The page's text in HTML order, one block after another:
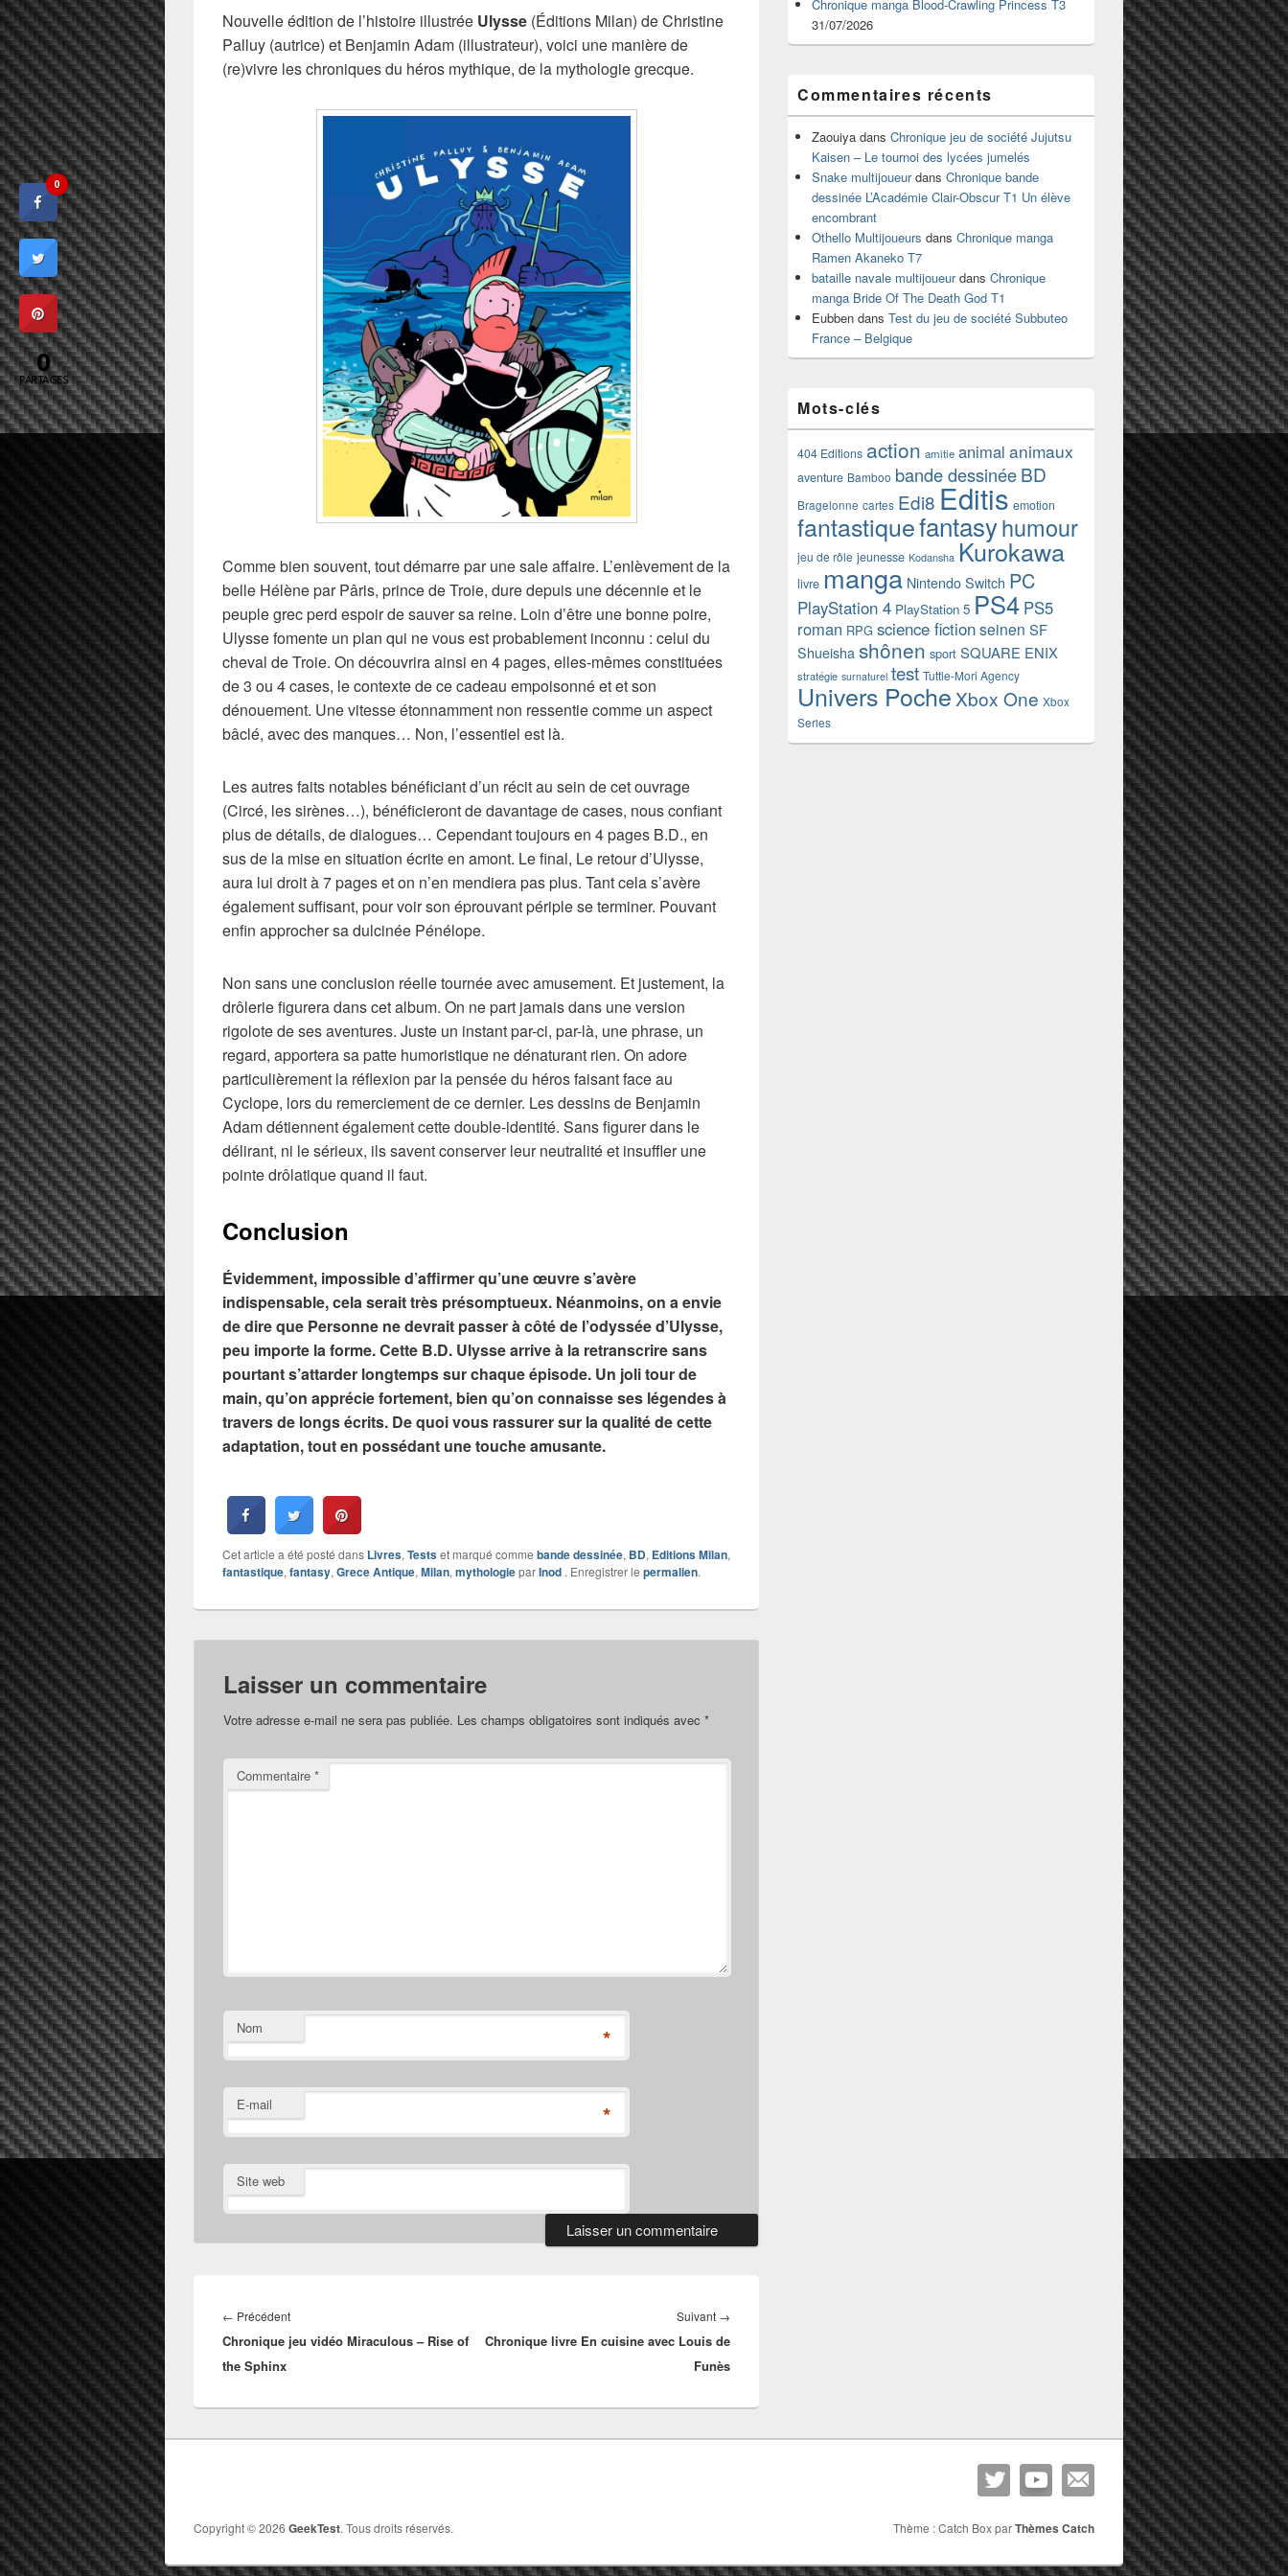
Nouvelle édition de l’histoire illustrée Ulysse (Éditions Milan) de Christine
Palluy (autrice) et Benjamin Adam (illustrateur), voici une manière de
(re)vivre les chroniques du héros mythique, de la mythologie grecque.
Comme bien souvent, tout démarre par une sale affaire. L’enlèvement de la
belle Hélène par Pâris, prince de Troie, dure depuis une décennie et le
peuple grec perd espoir de sauver sa reine. Loin d’être une bonne poire,
Ulysse fomente un plan qui ne vous est probablement inconnu : celui du
cheval de Troie. On découvrira ainsi en 4 pages, elles-mêmes constituées
de 3 ou 4 cases, le contexte de ce cadeau empoisonné et et son
dénouement. Une vitesse étonnamment non ressentie comme un aspect
bâclé, avec des manques… Non, l’essentiel est là.
Les autres faits notables bénéficiant d’un récit au sein de cet ouvrage
(Circé, les sirènes…), bénéficieront de davantage de cases, nous confiant
plus de détails, de dialogues… Cependant toujours en 4 pages B.D., en
sus de la mise en situation écrite en amont. Le final, Le retour d’Ulysse,
aura lui droit à 7 pages et on n’en mendiera pas plus. Tant cela s’avère
également suffisant, pour voir son éprouvant périple se terminer. Pouvant
enfin approcher sa dulcinée Pénélope.
Non sans une conclusion réelle tournée avec amusement. Et justement, la
drôlerie figurera dans cet album. On ne part jamais dans une version
rigolote de ses aventures. Juste un instant par-ci, par-là, une phrase, un
regard, apportera sa patte humoristique ne dénaturant rien. On adore
particulièrement la réflexion par la pensée du héros faisant face au
Cyclope, lors du remerciement de ce dernier. Les dessins de Benjamin
Adamdétiennent également cette double-identité. Sans figurer dans le
délirant, ni le sérieux, ils savent conserver leur neutralité et insuffler une
pointe drôlatique quand il faut.
Conclusion
Évidemment, impossible d’affirmer qu’une œuvre s’avère
indispensable, cela serait très présomptueux. Néanmoins, on a envie
de dire que Personne ne devrait passer à côté de l’odyssée d’Ulysse,
peu importe la forme. Cette B.D. Ulysse arrive à la retranscrire sans
pourtant s’attarder longtemps sur chaque épisode. Un joli tour de
main, qu’on apprécie fortement, bien qu’on connaisse ses légendes à
travers de longs écrits. De quoi vous rassurer sur la qualité de cette
adaptation, tout en possédant une touche amusante.
Cet article a été posté dans Livres, Testset marqué comme bande dessinée, BD, Editions Milan,
fantastique, fantasy, Grece Antique, Milan, mythologieparInod . Enregistrer le permalien.
Laisser un commentaire
Votre adresse e-mail ne sera pas publiée. Les champs obligatoires sont indiqués avec *
Commentaire *
Nom *
E-mail *
Site web
de
l’article
← PrécédentArticle
précédent :
Chronique jeu vidéo Miraculous – Rise of
the Sphinx
Suivant →
suivant :
Chronique livre En cuisine avec Louis de
Funès
Chronique manga Blood-Crawling Princess T3
31/07/2026
Commentaires récents
Zaouiya dans Chronique jeu de société Jujutsu
Kaisen – Le tournoi des lycées jumelés
Snake multijoueurdans Chronique bande
dessinée L’Académie Clair-Obscur T1 Un élève
encombrant
Othello Multijoueurs dans Chronique manga
Ramen Akaneko T7
bataille navale multijoueurdans Chronique
manga Bride Of The Death God T1
Eubben dans Test du jeu de société Subbuteo
France – Belgique
Mots-clés
404 Editions action amitie animal animaux
aventure Bamboo bande dessinéeBD
Bragelonne cartes Edi8 Editis emotion
fantastiquefantasyhumour
jeu de rôle jeunesse Kodansha Kurokawa
livre manga Nintendo Switch PC
PlayStation 4 PlayStation 5 PS4 PS5
roman RPG science fictionseinen SF
Shueisha shônen sport SQUARE ENIX
stratégie surnaturel test Tuttle-Mori Agency
Univers Poche Xbox One Xbox
Series
Copyright © 2026 GeekTest. Tous droits réservés. Thème : Catch Box parThèmes Catch
0
0
PARTAGES